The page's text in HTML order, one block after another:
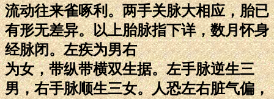
流动往来雀啄利。两手关脉大相应，胎已
有形无差异。以上胎脉指下详，数月怀身
经脉闭。左疾为男右
为女，带纵带横双生据。左手脉逆生三
男，右手脉顺生三女。人恐左右脏气偏，